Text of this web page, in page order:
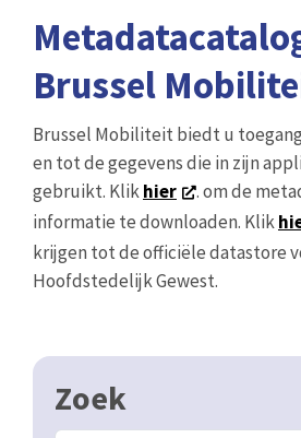
Brussel
Brussel Mobiliteit biedt u
en tot de gegevens die in zijn
gebruikt. Klikhier
. om de
informatie te downloaden. Klik
krijgen tot de officiële datastore
Hoofdstedelijk Gewest.
Zoek